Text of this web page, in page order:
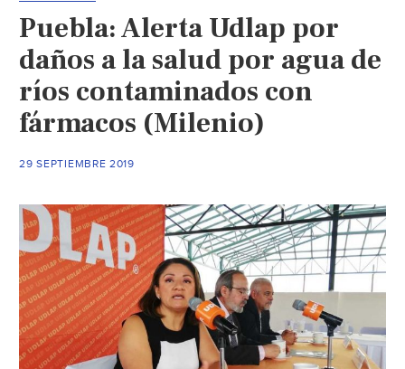
de
residuos
farmacéuticos
del
agua
(infosalus)
Puebla: Alerta Udlap por
daños a la salud por agua de
ríos contaminados con
fármacos (Milenio)
29 SEPTIEMBRE 2019